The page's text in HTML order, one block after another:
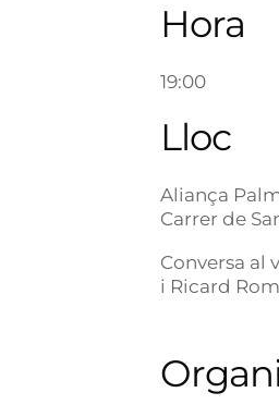
Hora
19:00
Lloc
Aliança
Carrer de
Conversa al
i Ricard